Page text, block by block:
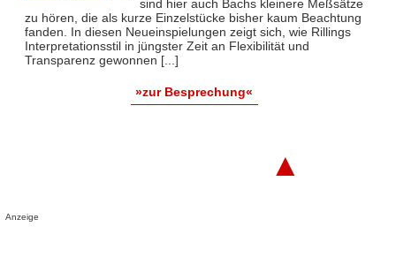
sind hier auch Bachs kleinere Meßsätze
zu hören, die als kurze Einzelstücke bisher kaum Beachtung
fanden. In diesen Neueinspielungen zeigt sich, wie Rillings
Interpretationsstil in jüngster Zeit an Flexibilität und
Transparenz gewonnen [...]
»zur Besprechung«
▲
Anzeige